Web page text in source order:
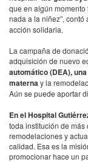
que en algún
nada a la niñez”, contó
acción solidaria.
La campaña de
adquisición de nuevo
automático (DEA),
maternay la
Aún se puede aportar
En el Hospital
toda institución de
remodelaciones y
calidad. Esa es la
promocionar hace un